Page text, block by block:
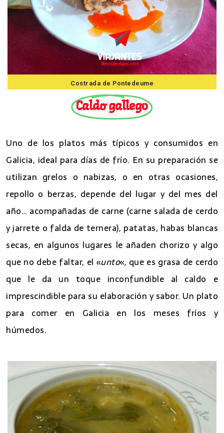
Costrada de Pontedeume
Caldo gallego
Uno de los platos más típicos y consumidos en
Galicia, ideal para días de frío. En su preparación se
utilizan grelos o nabizas, o en otras ocasiones,
repollo o berzas, depende del lugar y del mes del
año… acompañadas de carne (carne salada de cerdo
y jarrete o falda de ternera), patatas, habas blancas
secas, en algunos lugares le añaden chorizo y algo
que no debe faltar, el «unto«, que es grasa de cerdo
que le da un toque inconfundible al caldo e
imprescindible para su elaboración y sabor. Un plato
para comer en Galicia en los meses fríos y
húmedos.